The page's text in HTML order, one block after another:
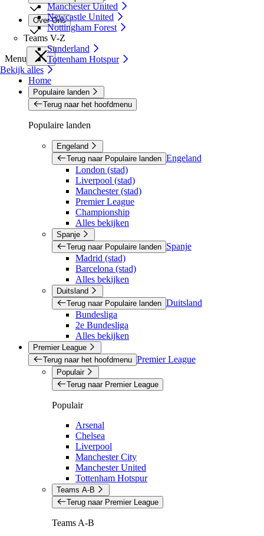
Manchester United
Newcastle United
Nottingham Forest
Teams V-Z
Sunderland
Tottenham Hotspur
Bekijk alles
Over Ons
Menu
Home
Populaire landen
Terug naar het hoofdmenu
Populaire landen
Engeland
Terug naar Populaire landen Engeland
London (stad)
Liverpool (stad)
Manchester (stad)
Premier League
Championship
Alles bekijken
Spanje
Terug naar Populaire landen
Spanje
Madrid (stad)
Barcelona (stad)
Alles bekijken
Duitsland
Terug naar Populaire landen Duitsland
Bundesliga
2e Bundesliga
Alles bekijken
Premier League
Terug naar het hoofdmenu Premier League
Populair
Terug naar Premier League
Populair
Arsenal
Chelsea
Liverpool
Manchester City
Manchester United
Tottenham Hotspur
Teams A-B
Terug naar Premier League
Teams A-B